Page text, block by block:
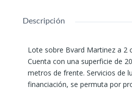
Descripción
Lote sobre Bvard Martinez a 2
Cuenta con una superficie de
metros de frente. Servicios de
financiación, se permuta por